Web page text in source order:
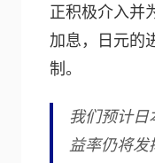
正积极介入并
加息，日元的
制。
我们预计日
益率仍将